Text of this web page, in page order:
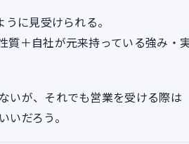
に見受けられる。
質＋自社が元来持っている強み・
いが、それでも営業を受ける際は
だろう。